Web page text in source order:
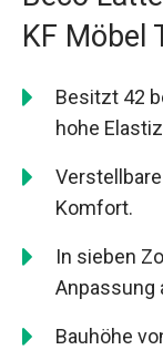
KF Möbel
Besitzt 42
hohe
Komfort.
In sieben
Anpassung
Bauhöhe